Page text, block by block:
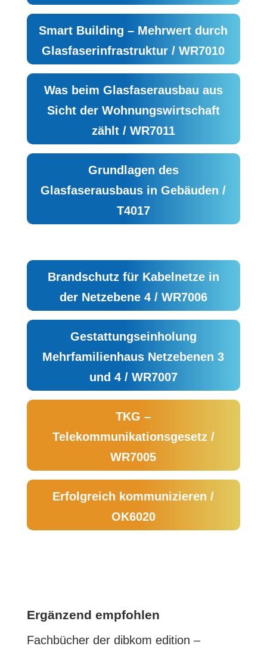
Smart Building – Mehrwert durch
Glasfaserinfrastruktur / WR7010
Was beim Glasfaserausbau aus
Sicht der Wohnungswirtschaft
zählt / WR7011
Grundlagen des
Glasfaserausbaus in Gebäuden /
T4017
Brandschutz für Kabelnetze in
der Netzebene 4 / WR7006
Gestattungseinholung
Mehrfamilienhaus Netzebenen 3
und 4 / WR7007
TKG –
Telekommunikationsgesetz /
WR7005
Erfolgreich kommunizieren /
OK6020
Ergänzend empfohlen
Fachbücher der dibkom edition –